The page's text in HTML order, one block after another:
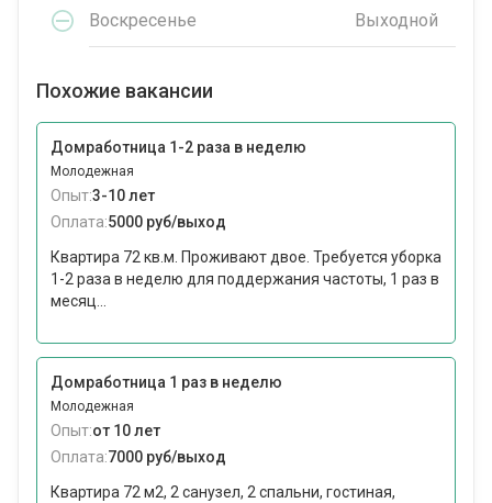
Воскресенье Выходной
Похожие вакансии
Домработница 1-2 раза в неделю
Молодежная
Опыт:3-10 лет
Оплата:5000 руб/выход
Квартира 72 кв.м. Проживают двое. Требуется уборка
1-2 раза в неделю для поддержания частоты, 1 раз в
месяц...
Домработница 1 раз в неделю
Молодежная
Опыт:от 10 лет
Оплата:7000 руб/выход
Квартира 72 м2, 2 санузел, 2 спальни, гостиная,